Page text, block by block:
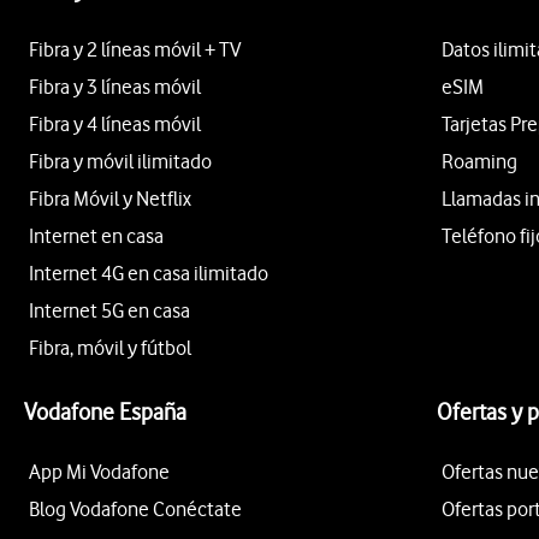
Fibra y 2 líneas móvil + TV
Fibra y 3 líneas móvil
Fibra y 4 líneas móvil
Fibra y móvil ilimitado
Fibra Móvil y Netflix
Internet en casa
Internet 4G en casa ilimitado
Internet 5G en casa
Fibra, móvil y fútbol
Datos
eSIM
Tarjetas
Roaming
Llamadas
Teléfono
Vodafone España
App Mi Vodafone
Blog Vodafone Conéctate
Ofertas y
Ofertas
Ofertas